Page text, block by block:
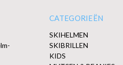
CATEGORIEËN
SKIHELMEN
SKIBRILLEN
KIDS